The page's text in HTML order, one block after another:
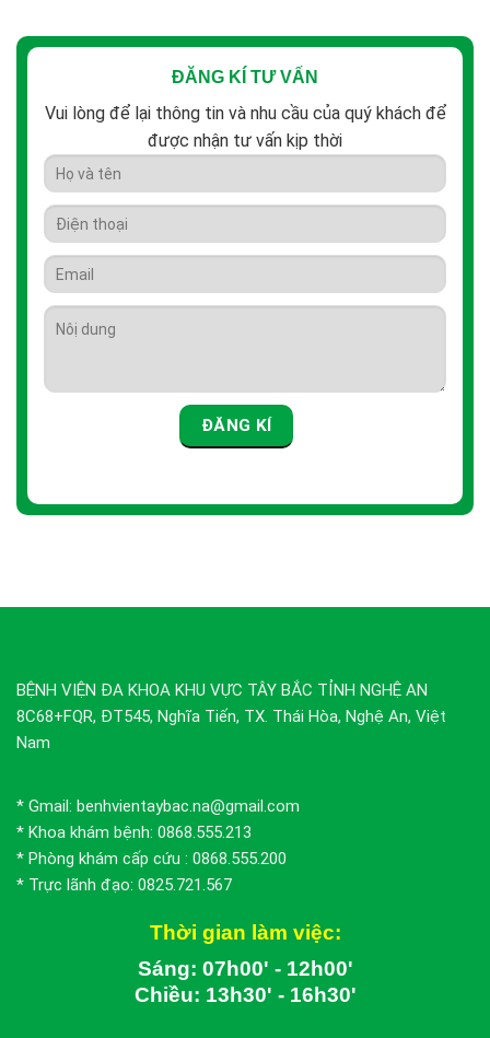
ĐĂNG KÍ TƯ VẤN
Vui lòng để lại thông tin và nhu cầu của quý khách để
được nhận tư vấn kịp thời
BỆNH VIỆN ĐA KHOA KHU VỰC TÂY BẮC TỈNH NGHỆ AN
8C68+FQR, ĐT545, Nghĩa Tiến, TX. Thái Hòa, Nghệ An, Việt
Nam
* Gmail: benhvientaybac.na@gmail.com
* Khoa khám bệnh: 0868.555.213
* Phòng khám cấp cứu : 0868.555.200
* Trực lãnh đạo: 0825.721.567
Thời gian làm việc:
Sáng: 07h00' - 12h00'
Chiều: 13h30' - 16h30'